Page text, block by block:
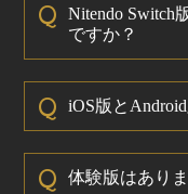
Q
Nitendo Switch
ですか？
Q iOS版と
Q 体験版はあり